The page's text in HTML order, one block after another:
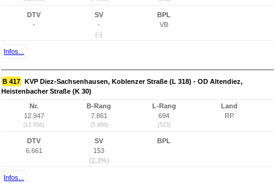
DTV
-
SV
-
(-)
BPL
VB
Infos...
B 417 KVP Diez-Sachsenhausen, Koblenzer Straße (L 318) - OD Altendiez,
Heistenbacher Straße (K 30)
Nr.
12.947
(12.956)
B-Rang
7.861
(5.466)
L-Rang
694
(523)
Land
RP
DTV
6.661
SV
153
(2,3%)
BPL
Infos...